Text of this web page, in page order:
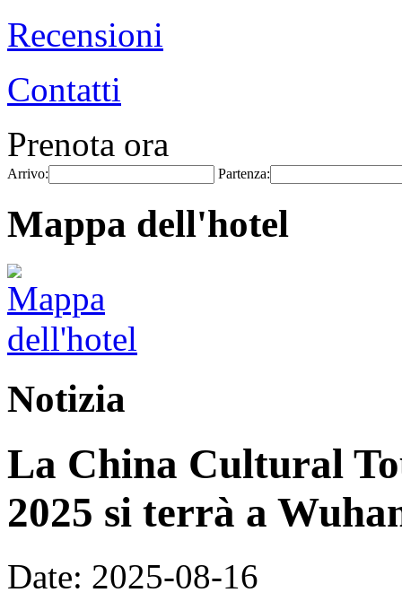
Recensioni
Contatti
Prenota ora
Arrivo: Partenza:
Mappa dell'hotel
Notizia
La China Cultural
2025 si terrà a
Date: 2025-08-16